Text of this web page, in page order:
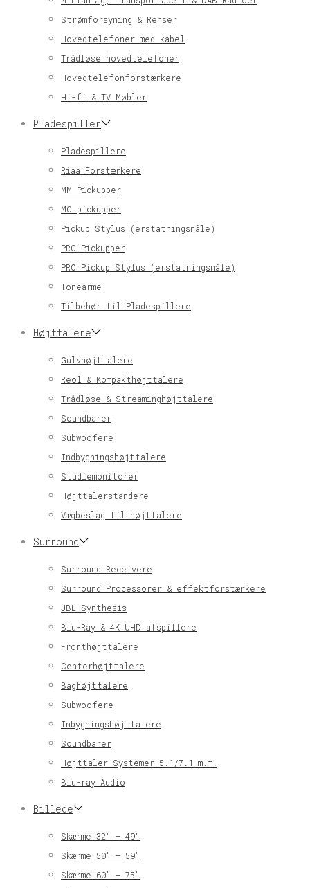
Strømforsyning & Renser
Hovedtelefoner med kabel
Trådløse hovedtelefoner
Hovedtelefonforstærkere
Hi-fi & TV Møbler
Pladespiller
Pladespillere
Riaa Forstærkere
MM Pickupper
MC pickupper
Pickup Stylus (erstatningsnåle)
PRO Pickupper
PRO Pickup Stylus (erstatningsnåle)
Tonearme
Tilbehør til Pladespillere
Højttalere
Gulvhøjttalere
Reol & Kompakthøjttalere
Trådløse & Streaminghøjttalere
Soundbarer
Subwoofere
Indbygningshøjttalere
Studiemonitorer
Højttalerstandere
Vægbeslag til højttalere
Surround
Surround Receivere
Surround Processorer & effektforstærkere
JBL Synthesis
Blu-Ray & 4K UHD afspillere
Fronthøjttalere
Centerhøjttalere
Baghøjttalere
Subwoofere
Inbygningshøjttalere
Soundbarer
Højttaler Systemer 5.1/7.1 m.m.
Blu-ray Audio
Billede
Skærme 32″ – 49″
Skærme 50″ – 59″
Skærme 60″ – 75″